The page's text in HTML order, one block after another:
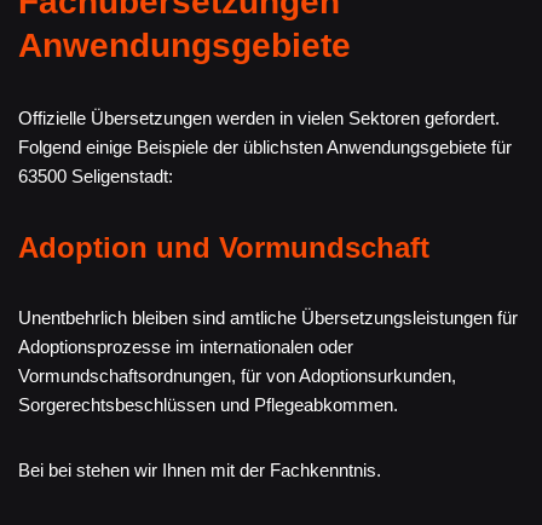
Anwendungsgebiete
Offizielle Übersetzungen werden in vielen Sektoren gefordert.
Folgend einige Beispiele der üblichsten Anwendungsgebiete für
63500 Seligenstadt:
Adoption und Vormundschaft
Unentbehrlich bleiben sind amtliche Übersetzungsleistungen für
Adoptionsprozesse im internationalen oder
Vormundschaftsordnungen, für von Adoptionsurkunden,
Sorgerechtsbeschlüssen und Pflegeabkommen.
Bei bei stehen wir Ihnen mit der Fachkenntnis.